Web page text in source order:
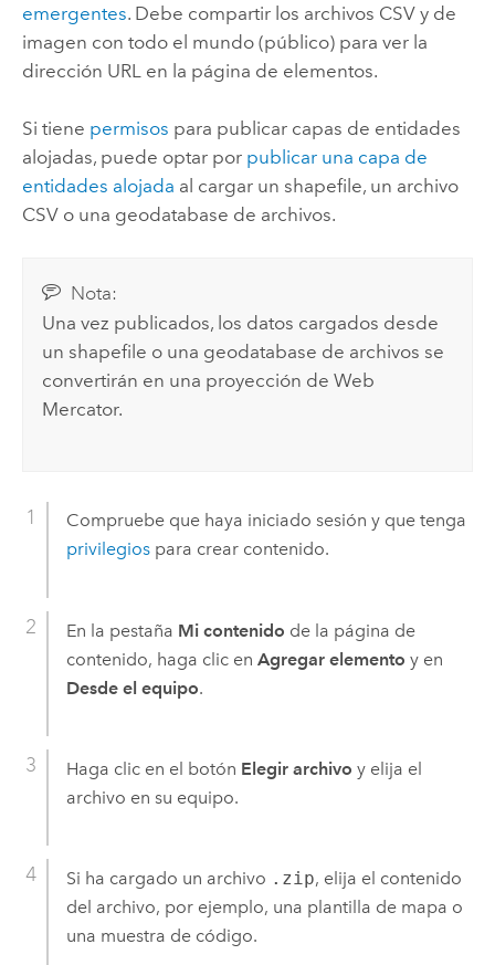
emergentes.Debe compartir los archivos CSV y de
imagen con todo el mundo (público) para ver la
dirección URL en la página de elementos.
Si tiene permisos para publicar capas de entidades
alojadas, puede optar por publicar una capa de
entidades alojada al cargar un shapefile, un archivo
CSV o una geodatabase de archivos.
Nota:
Una vez publicados, los datos cargados desde
un shapefile o una geodatabase de archivos se
convertirán en una proyección de Web
Mercator.
Compruebe que haya iniciado sesión y que tenga
privilegiospara crear contenido.
En la pestaña Mi contenido de la página de
contenido, haga clic en Agregar elemento y en
Desde el equipo.
Haga clic en el botón Elegir archivo y elija el
archivo en su equipo.
Si ha cargado un archivo .zip, elija el contenido
del archivo, por ejemplo, una plantilla de mapa o
una muestra de código.